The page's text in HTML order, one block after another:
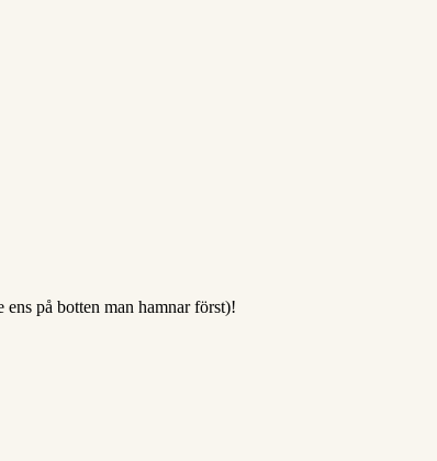
på botten man hamnar först)!